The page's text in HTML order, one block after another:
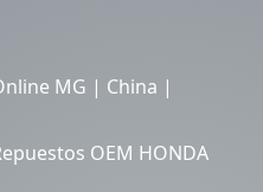
MG | China |
OEM HONDA